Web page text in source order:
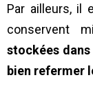
Par ailleurs, il
conservent
stockées dans
bien refermer